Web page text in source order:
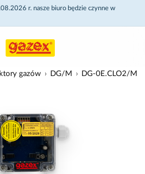
r. nasze biuro będzie czynne w
gazów DG/M DG-0E.CLO2/M